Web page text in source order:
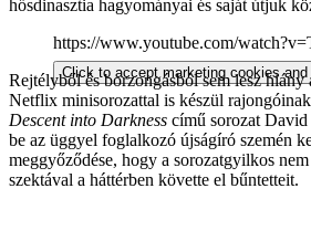
Click to accept marketing cookies
hősdinasztia hagyományai és saját útjuk
https://www.youtube.com/
Rejtélyből és borzongásból sem lesz hiány
Netflix minisorozattal is készül
Descent into Darkness című sorozat
be az üggyel foglalkozó újságíró szemén
meggyőződése, hogy a sorozatgyilkos
szektával a háttérben követte el bűntetteit.